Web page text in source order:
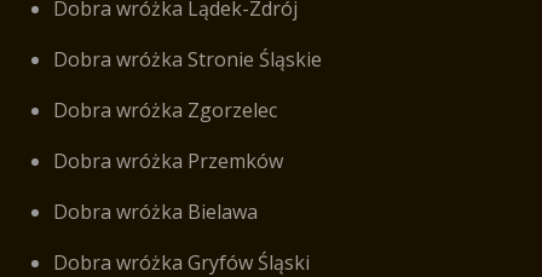
Dobra wróżka Lądek-Zdrój
Dobra wróżka Stronie Śląskie
Dobra wróżka Zgorzelec
Dobra wróżka Przemków
Dobra wróżka Bielawa
Dobra wróżka Gryfów Śląski